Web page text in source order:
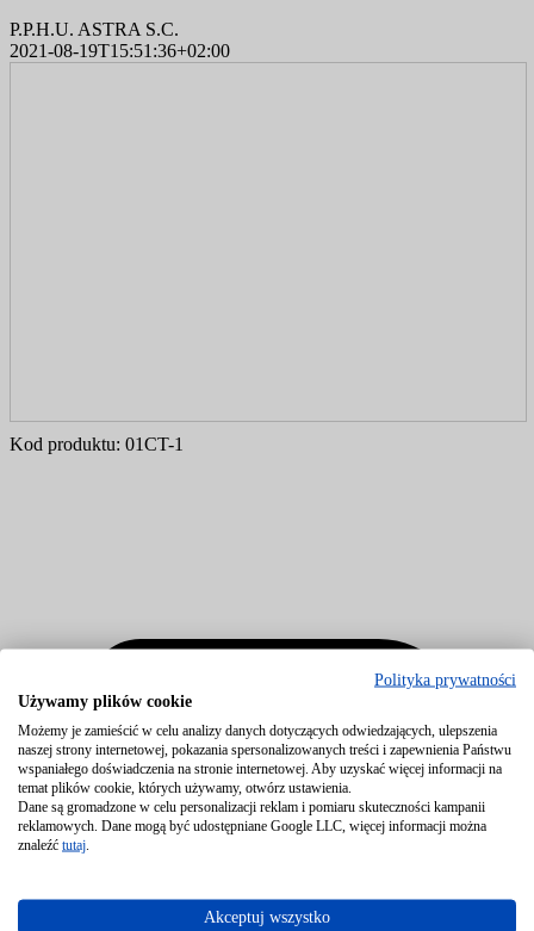
P.P.H.U. ASTRA S.C.
2021-08-19T15:51:36+02:00
Kod produktu: 01CT-1
Polityka prywatności
Używamy plików cookie
Możemy je zamieścić w celu analizy danych dotyczących odwiedzających, ulepszenia
naszej strony internetowej, pokazania spersonalizowanych treści i zapewnienia Państwu
wspaniałego doświadczenia na stronie internetowej. Aby uzyskać więcej informacji na
temat plików cookie, których używamy, otwórz ustawienia.
Dane są gromadzone w celu personalizacji reklam i pomiaru skuteczności kampanii
reklamowych. Dane mogą być udostępniane Google LLC, więcej informacji można
znaleźć tutaj
Akceptuj wszystko